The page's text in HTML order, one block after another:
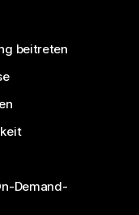
beitreten
Demand-